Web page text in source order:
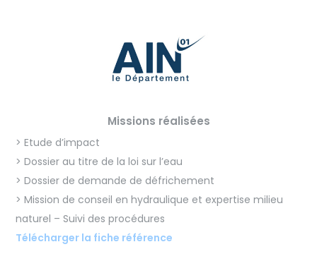
Missions réalisées
> Etude d’impact
> Dossier au titre de la loi sur l’eau
> Dossier de demande de défrichement
> Mission de conseil en hydraulique et expertise milieu
naturel – Suivi des procédures
Télécharger la fiche référence